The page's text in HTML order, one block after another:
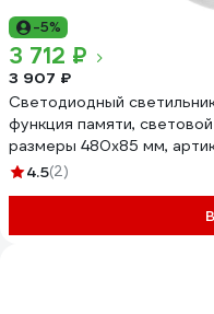
-5%
3 712 ₽
3 907 ₽
Светодиодный
функция памяти,
размеры 480х85 мм,
4.5(2)